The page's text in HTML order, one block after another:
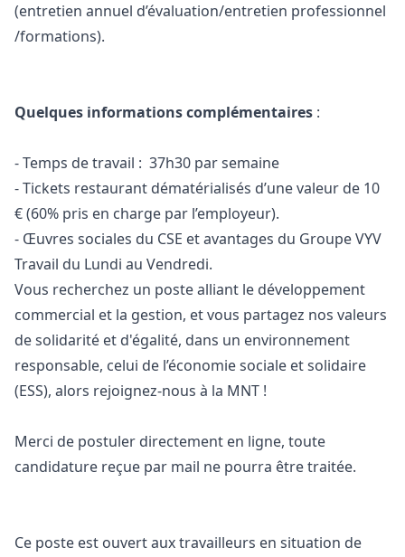
(entretien annuel d’évaluation/entretien professionnel
/formations).
Quelques informations complémentaires :
- Temps de travail : 37h30 par semaine
- Tickets restaurant dématérialisés d’une valeur de 10
€ (60% pris en charge par l’employeur).
- Œuvres sociales du CSE et avantages du Groupe VYV
Travail du Lundi au Vendredi.
Vous recherchez un poste alliant le développement
commercial et la gestion, et vous partagez nos valeurs
de solidarité et d'égalité, dans un environnement
responsable, celui de l’économie sociale et solidaire
(ESS), alors rejoignez-nous à la MNT !
Merci de postuler directement en ligne, toute
candidature reçue par mail ne pourra être traitée.
Ce poste est ouvert aux travailleurs en situation de